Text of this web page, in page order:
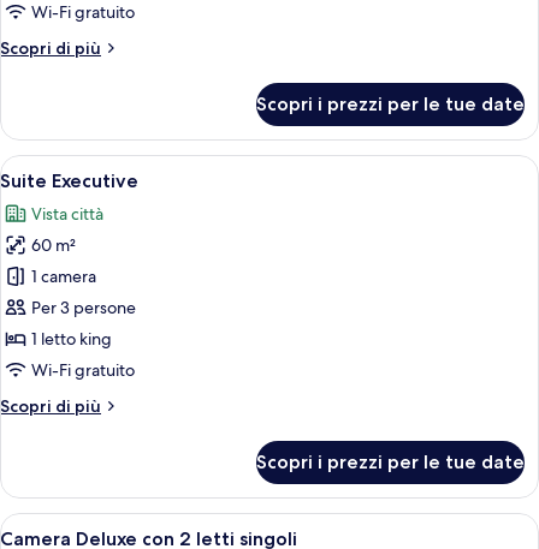
Wi-Fi gratuito
Scopri di più
Altri
Junior
Scopri i prezzi per le tue date
Apri
tutte
le
foto
per
Suite
Executive
Camera d'albergo con un letto
5
Suite Executive
Vista città
60 m²
1 camera
Per 3 persone
1 letto king
Wi-Fi gratuito
Scopri di più
Altri
Executive
Scopri i prezzi per le tue date
Apri
Una camera d'albergo moderna
10
Camera Deluxe con 2 letti singoli